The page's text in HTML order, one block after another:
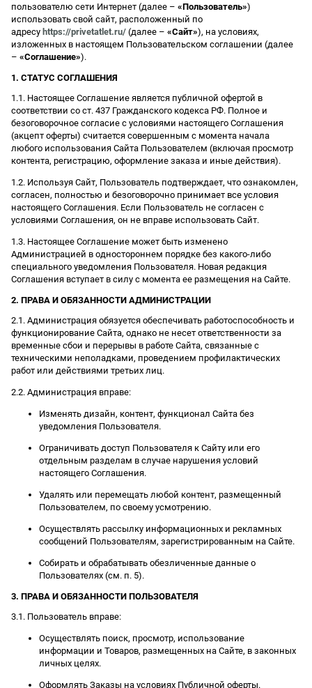
пользователю сети Интернет (далее – «Пользователь»)
использовать свой сайт, расположенный по
адресу https://privetatlet.ru/ (далее – «Сайт»), на условиях,
изложенных в настоящем Пользовательском соглашении (далее
– «Соглашение»).
1. СТАТУС СОГЛАШЕНИЯ
1.1. Настоящее Соглашение является публичной офертой в
соответствии со ст. 437 Гражданского кодекса РФ. Полное и
безоговорочное согласие с условиями настоящего Соглашения
(акцепт оферты) считается совершенным с момента начала
любого использования Сайта Пользователем (включая просмотр
контента, регистрацию, оформление заказа и иные действия).
1.2. Используя Сайт, Пользователь подтверждает, что ознакомлен,
согласен, полностью и безоговорочно принимает все условия
настоящего Соглашения. Если Пользователь не согласен с
условиями Соглашения, он не вправе использовать Сайт.
1.3. Настоящее Соглашение может быть изменено
Администрацией в одностороннем порядке без какого-либо
специального уведомления Пользователя. Новая редакция
Соглашения вступает в силу с момента ее размещения на Сайте.
2. ПРАВА И ОБЯЗАННОСТИ АДМИНИСТРАЦИИ
2.1. Администрация обязуется обеспечивать работоспособность и
функционирование Сайта, однако не несет ответственности за
временные сбои и перерывы в работе Сайта, связанные с
техническими неполадками, проведением профилактических
работ или действиями третьих лиц.
2.2. Администрация вправе:
Изменять дизайн, контент, функционал Сайта без
уведомления Пользователя.
Ограничивать доступ Пользователя к Сайту или его
отдельным разделам в случае нарушения условий
настоящего Соглашения.
Удалять или перемещать любой контент, размещенный
Пользователем, по своему усмотрению.
Осуществлять рассылку информационных и рекламных
сообщений Пользователям, зарегистрированным на Сайте.
Собирать и обрабатывать обезличенные данные о
Пользователях (см. п. 5).
3. ПРАВА И ОБЯЗАННОСТИ ПОЛЬЗОВАТЕЛЯ
3.1. Пользователь вправе:
Осуществлять поиск, просмотр, использование
информации и Товаров, размещенных на Сайте, в законных
личных целях.
Оформлять Заказы на условиях Публичной оферты.